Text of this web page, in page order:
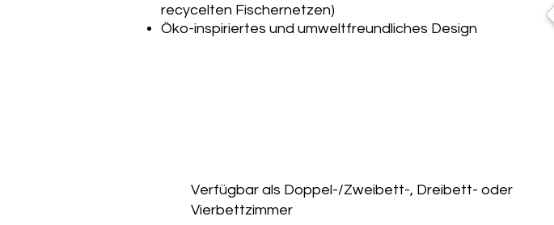
recycelten Fischernetzen)
Öko-inspiriertes und umweltfreundliches Design
Verfügbar als Doppel-/Zweibett-, Dreibett- oder
Vierbettzimmer